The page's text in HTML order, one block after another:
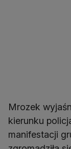
Mrozek
kierunku
manifestacji